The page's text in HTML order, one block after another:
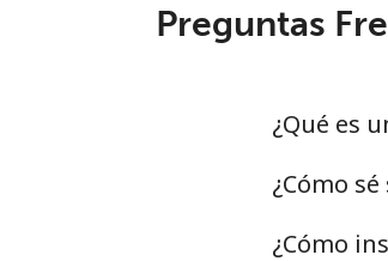
Preguntas
¿Qué es
¿Cómo
¿Cómo